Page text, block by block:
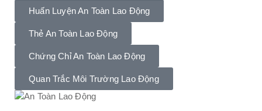
Huấn Luyện An Toàn Lao Động
Thẻ An Toàn Lao Động
Chứng Chỉ An Toàn Lao Động
Quan Trắc Môi Trường Lao Động